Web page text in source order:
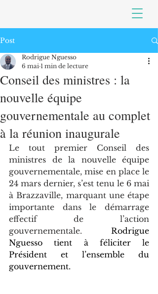
Post
Conseil des ministres : la
nouvelle équipe
gouvernementale au complet
à la réunion inaugurale
Rodrigue Nguesso
6 mai 1 min de lecture
Le tout premier Conseil des
ministres de la nouvelle équipe
gouvernementale, mise en place le
24 mars dernier, s’est tenu le 6 mai
à Brazzaville, marquant une étape
importante dans le démarrage
effectif de l’action
gouvernementale. Rodrigue
Nguesso tient à féliciter le
Président et l’ensemble du
gouvernement.